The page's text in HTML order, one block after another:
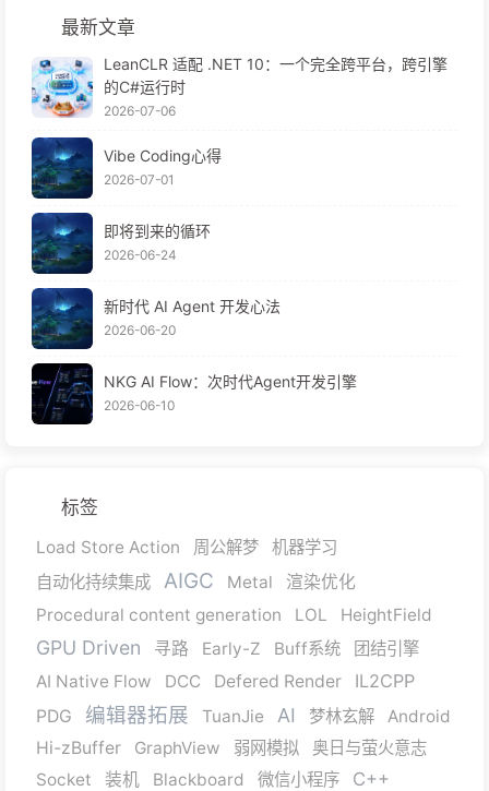
最新文章
LeanCLR 适配 .NET 10：一个完全跨平台，跨引擎
的C#运行时
2026-07-06
Vibe Coding心得
2026-07-01
即将到来的循环
2026-06-24
新时代 AI Agent 开发心法
2026-06-20
NKG AI Flow：次时代Agent开发引擎
2026-06-10
标签
Load Store Action 周公解梦
机器学习
自动化持续集成
AIGC Metal
渲染优化
Procedural content generation
LOL HeightField
GPU Driven 寻路 Early-Z Buff系统
团结引擎
AI Native Flow
DCC Defered Render IL2CPP
PDG 编辑器拓展 TuanJie AI 梦林玄解
Android
Hi-zBuffer
GraphView 弱网模拟
奥日与萤火意志
Socket
装机 Blackboard 微信小程序
C++